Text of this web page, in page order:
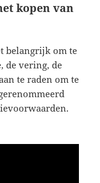
kopen van
belangrijk om te
de vering, de
te raden om te